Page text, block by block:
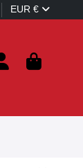
EUR €